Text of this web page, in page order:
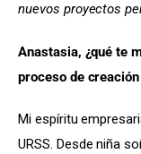
nuevos proyectos
Anastasia, ¿qué te
proceso de
Mi espíritu
URSS. Desde niña